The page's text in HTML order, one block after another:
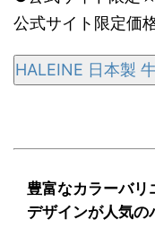
公式サイト限定価
HALEINE 日本製
豊富なカラーバ
デザインが人気の